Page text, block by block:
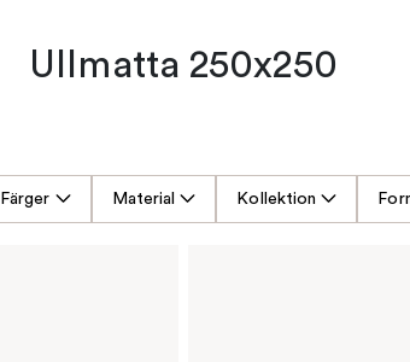
Ullmatta 250x250
Färger Material Kollektion